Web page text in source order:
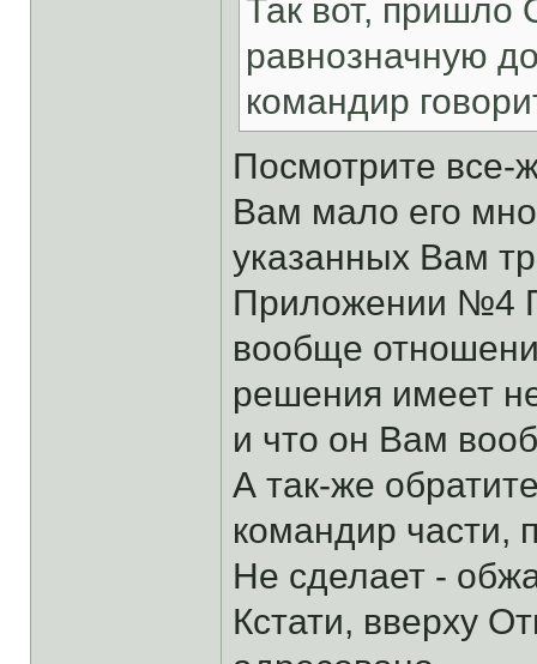
Так вот, пришло
равнозначную
командир
Посмотрите все-
Вам мало его
указанных Вам
Приложении №4
вообще
решения имеет
и что он Вам
А так-же
командир части,
Не сделает -
Кстати, вверху